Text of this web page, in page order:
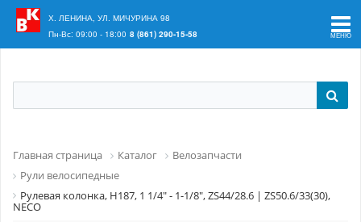
Ваш регион:
Х. ЛЕНИНА, УЛ. МИЧУРИНА 98
Пн-Вс: 09:00 - 18:00 8 (861) 290-15-58
Главная страница Каталог
Велозапчасти
Рули велосипедные
Рулевая колонка, H187, 1 1/4" - 1-1/8", ZS44/28.6 | ZS50.6/33(30),
NECO